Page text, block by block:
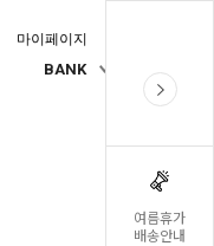
여름휴가
배송안내
마이페이지
BANK